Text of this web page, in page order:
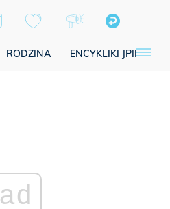
RODZINA ENCYKLIKI JPII
ad